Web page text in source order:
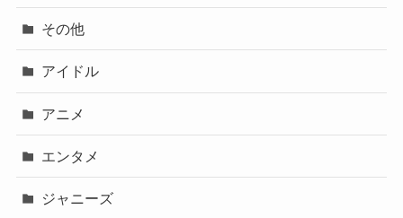
その他
アイドル
アニメ
エンタメ
ジャニーズ